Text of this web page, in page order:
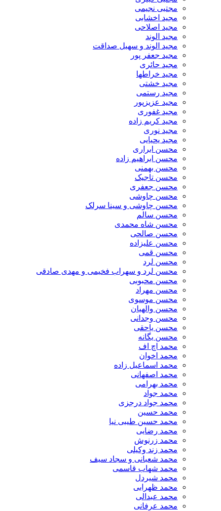
مجتبی نجیمی
مجید اخشابی
مجید اصلاحی
مجید الوند‎
مجید الوند و سهیل صداقت
مجید جعفر پور
مجید حائری
مجید خراطها
مجید خشتی
مجید رستمی
مجید عزیزپور
مجید غفوری
مجید کریم زاده
مجید نوری
مجید یحیایی
محسن ابراری
محسن ابراهیم زاده
محسن بهمنی
محسن تاجیک
محسن جعفری
محسن چاوشی
محسن چاوشی و سینا سرلک
محسن سالم
محسن شاه محمدی
محسن صالحی
محسن علیزاده
محسن قمی
محسن لرد
محسن لرد و سهراب فخیمی و مهدی صادقی
محسن محبوبی
محسن مهراد
محسن موسوی
محسن والهیان
محسن وجدانی
محسن یاحقی
محسن یگانه
محمد اچ اف
محمد اخوان
محمد اسماعیل زاده
محمد اصفهانی
محمد بهرامی
محمد جواد
محمد جواد درجزی
محمد حسین
محمد حسین طیبی نیا
محمد رضایی
محمد زرنوش
محمد زند وکیلی
محمد شعبانی و سجاد سیف
محمد شهاب قاسمی
​محمد شیردل
محمد ظهرابی
محمد عبدالی
محمد عرفانی